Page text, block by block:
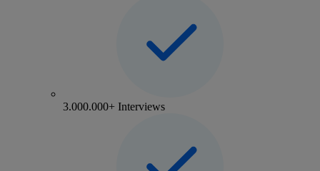
3.000.000+ Interviews